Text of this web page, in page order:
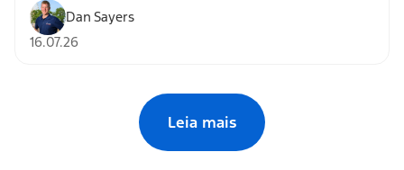
Dan Sayers
16.07.26
Leia mais